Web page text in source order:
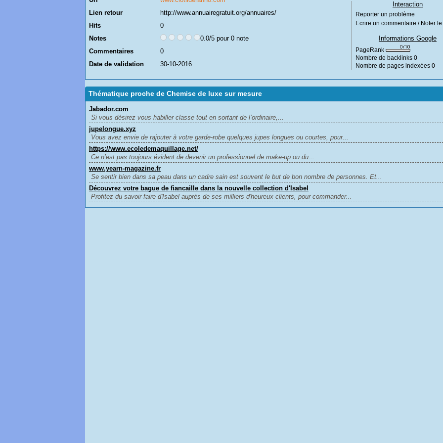
Lien retour
http://www.annuairegratuit.org/annuaires/
Hits
0
Notes
0.0/5 pour 0 note
Commentaires
0
Date de validation
30-10-2016
Interaction
Reporter un problème
Ecrire un commentaire / Noter le
Informations Google
PageRank
Nombre de backlinks 0
Nombre de pages indexées 0
Thématique proche de Chemise de luxe sur mesure
Jabador.com
Si vous désirez vous habiller classe tout en sortant de l’ordinaire,...
jupelongue.xyz
Vous avez envie de rajouter à votre garde-robe quelques jupes longues ou courtes, pour...
https://www.ecoledemaquillage.net/
Ce n’est pas toujours évident de devenir un professionnel de make-up ou du...
www.yearn-magazine.fr
Se sentir bien dans sa peau dans un cadre sain est souvent le but de bon nombre de personnes. Et...
Découvrez votre bague de fiancaille dans la nouvelle collection d'Isabel
Profitez du savoir-faire d'Isabel auprès de ses milliers d'heureux clients, pour commander...